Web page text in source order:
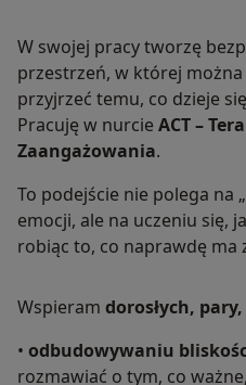
W swojej pracy tworzę
przestrzeń, w której
przyjrzeć temu, co dzieje
Pracuję w nurcie ACT –
Zaangażowania.
To podejście nie polega na
emocji, ale na uczeniu się,
robiąc to, co naprawdę ma
Wspieram dorosłych,
• odbudowywaniu
rozmawiać o tym, co